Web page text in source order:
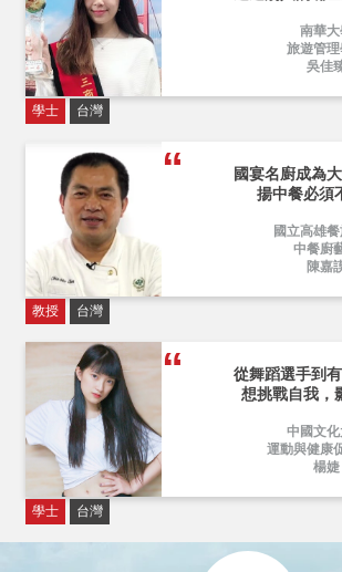
南華大
旅遊管
吳佳
學士 台灣
國宴名廚成為
揚中餐必須
國立高雄
中餐廚
陳嘉
教授 台灣
從舞蹈選手到
想挑戰自我，
中國文
運動與健康
楊婕
學士 台灣